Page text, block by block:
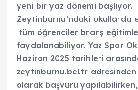
yeni bir yaz dönemi başlıyor.
Zeytinburnu’ndaki okullarda
tüm öğrenciler branş
faydalanabiliyor. Yaz Spor
Haziran 2025 tarihleri
zeytinburnu.bel.tr adresinden
olarak başvuru